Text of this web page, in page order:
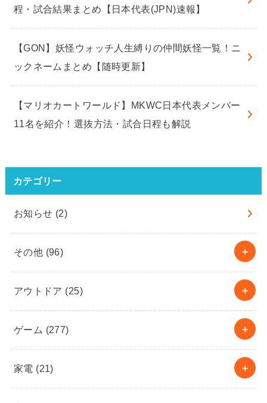
程・試合結果まとめ【日本代表(JPN)速報】
【GON】妖怪ウォッチ人生縛りの仲間妖怪一覧！ニ
ックネームまとめ【随時更新】
【マリオカートワールド】MKWC日本代表メンバー
11名を紹介！選抜方法・試合日程も解説
カテゴリー
お知らせ (2)
その他 (96)
アウトドア (25)
ゲーム (277)
家電 (21)